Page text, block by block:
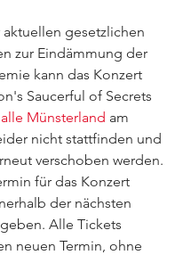
gesetzlichen
zur Eindämmung der
kann das Konzert
Saucerful of Secrets
Münsterland am
nicht stattfinden und
verschoben werden.
für das Konzert
der nächsten
Alle Tickets
neuen Termin, ohne